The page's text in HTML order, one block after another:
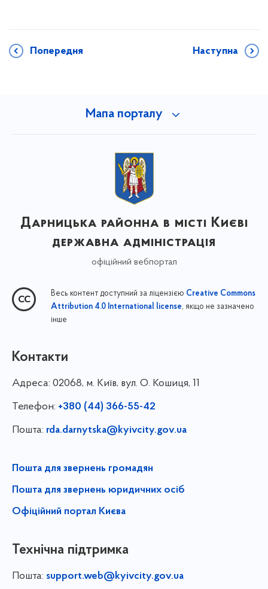
Попередня Наступна
Мапа порталу
Дарницька районна в місті Києві
державна адміністрація
офіційний вебпортал
Весь контент доступний за ліцензією Creative Commons
Attribution 4.0 International license, якщо не зазначено
інше
Контакти
Адреса: 02068, м. Київ, вул. О. Кошиця, 11
Телефон: +380 (44) 366-55-42
Пошта: rda.darnytska@kyivcity.gov.ua
Пошта для звернень громадян
Пошта для звернень юридичних осіб
Офіційний портал Києва
Технічна підтримка
Пошта: support.web@kyivcity.gov.ua